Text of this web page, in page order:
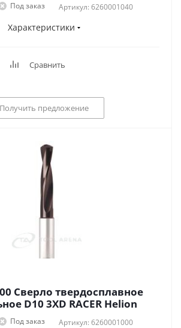
Под заказ Артикул: 6260001040
Характеристики
Сравнить
Получить предложение
Сверло твердосплавное
D10 3XD RACER Helion
Под заказ Артикул: 6260001000